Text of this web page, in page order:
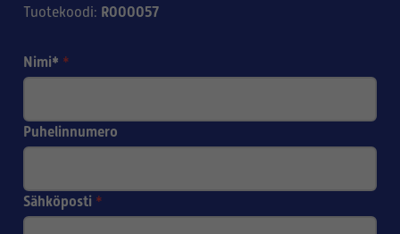
Tuotekoodi: R000057
Nimi* *
Puhelinnumero
Sähköposti *